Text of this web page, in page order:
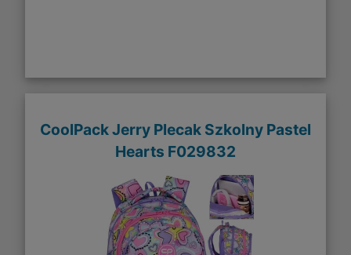
CoolPack Jerry Plecak Szkolny Pastel
Hearts F029832